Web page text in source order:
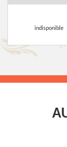
indisponible